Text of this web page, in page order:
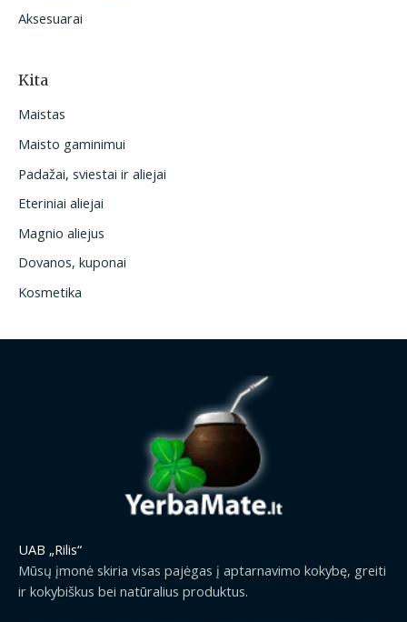
Aksesuarai
Kita
Maistas
Maisto gaminimui
Padažai, sviestai ir aliejai
Eteriniai aliejai
Magnio aliejus
Dovanos, kuponai
Kosmetika
UAB „Rilis“
Mūsų įmonė skiria visas pajėgas į aptarnavimo kokybę, greiti
ir kokybiškus bei natūralius produktus.